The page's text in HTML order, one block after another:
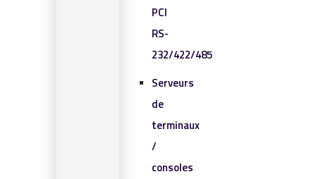
PCI
RS-
232/422/485
Serveurs
de
terminaux
/
consoles